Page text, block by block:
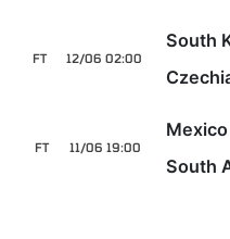
12/06 02:00
FT
South
11/06 19:00
FT
Mexico
South